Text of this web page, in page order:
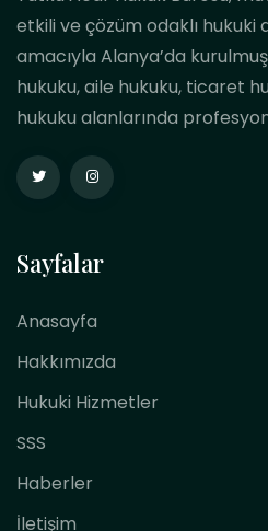
etkili ve çözüm odaklı hukuki
amacıyla Alanya’da
hukuku, aile hukuku, ticaret
hukuku alanlarında
Sayfalar
Anasayfa
Hakkımızda
Hukuki Hizmetler
SSS
Haberler
İletişim